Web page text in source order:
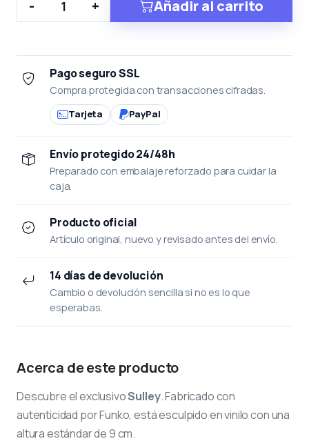
- + Añadir al carrito
Pago seguro SSL
Compra protegida con transacciones cifradas.
Tarjeta PayPal
Envío protegido 24/48h
Preparado con embalaje reforzado para cuidar la
caja.
Producto oficial
Artículo original, nuevo y revisado antes del envío.
14 días de devolución
Cambio o devolución sencilla si no es lo que
esperabas.
Acerca de este producto
Descubre el exclusivoSulley. Fabricado con
autenticidad por Funko, está esculpido en vinilo con una
altura estándar de 9 cm.